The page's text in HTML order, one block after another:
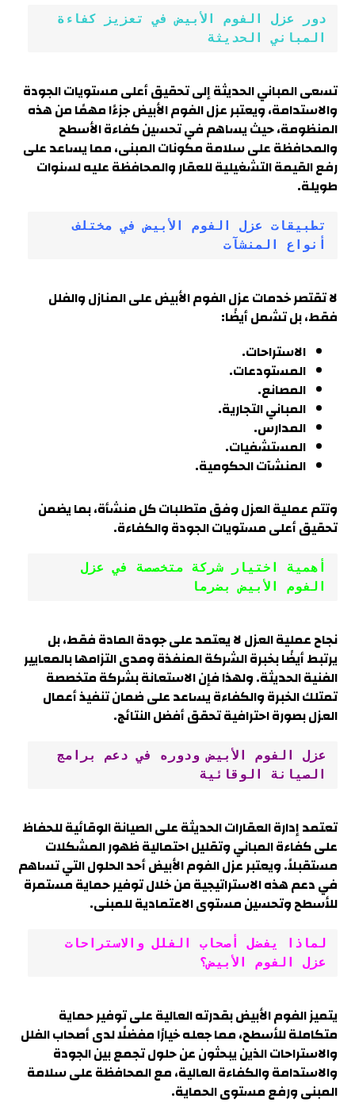
المباني الحديثة
تسعى المباني الحديثة إلى تحقيق أعلى مستويات الجودة
والاستدامة، ويعتبر عزل الفوم الأبيض جزءًا مهمًا من هذه
المنظومة، حيث يساهم في تحسين كفاءة الأسطح
والمحافظة على سلامة مكونات المبنى، مما يساعد على
رفع القيمة التشغيلية للعقار والمحافظة عليه لسنوات
طويلة.
تطبيقات عزل الفوم الأبيض في مختلف
أنواع المنشآت
لا تقتصر خدمات عزل الفوم الأبيض على المنازل والفلل
فقط، بل تشمل أيضًا:
الاستراحات.
المستودعات.
المصانع.
المباني التجارية.
المدارس.
المستشفيات.
المنشآت الحكومية.
وتتم عملية العزل وفق متطلبات كل منشأة، بما يضمن
تحقيق أعلى مستويات الجودة والكفاءة.
الفوم الأبيض بضرما
نجاح عملية العزل لا يعتمد على جودة المادة فقط، بل
يرتبط أيضًا بخبرة الشركة المنفذة ومدى التزامها بالمعايير
الفنية الحديثة. ولهذا فإن الاستعانة بشركة متخصصة
تمتلك الخبرة والكفاءة يساعد على ضمان تنفيذ أعمال
العزل بصورة احترافية تحقق أفضل النتائج.
الصيانة الوقائية
تعتمد إدارة العقارات الحديثة على الصيانة الوقائية للحفاظ
على كفاءة المباني وتقليل احتمالية ظهور المشكلات
مستقبلاً. ويعتبر عزل الفوم الأبيض أحد الحلول التي تساهم
في دعم هذه الاستراتيجية من خلال توفير حماية مستمرة
للأسطح وتحسين مستوى الاعتمادية للمبنى.
عزل الفوم الأبيض؟
يتميز الفوم الأبيض بقدرته العالية على توفير حماية
متكاملة للأسطح، مما جعله خيارًا مفضلًا لدى أصحاب الفلل
والاستراحات الذين يبحثون عن حلول تجمع بين الجودة
والاستدامة والكفاءة العالية، مع المحافظة على سلامة
المبنى ورفع مستوى الحماية.